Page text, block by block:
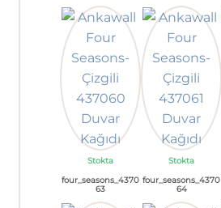
Stokta Stokta
four_seasons_4370
63
four_seasons_4370
64